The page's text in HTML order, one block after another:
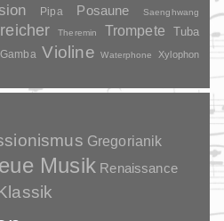
Pipa Posaune Saenghwang
Theremin Trompete
Tuba
Violine Waterphone
Xylophon
Gregorianik
Musik Renaissance